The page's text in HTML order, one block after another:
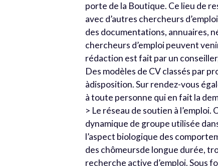
porte de la Boutique. Ce lieu de
avec d’autres chercheurs
des documentations, annuaires,
chercheurs d’emploi peuvent
rédaction est fait par un
Des modèles de CV classés par
àdisposition. Sur rendez-vous
à toute personne qui en fait la
> Le réseau de soutien à
dynamique de groupe utilisée
l’aspect biologique des
des chômeursde longue durée,
recherche active d’emploi. Sous